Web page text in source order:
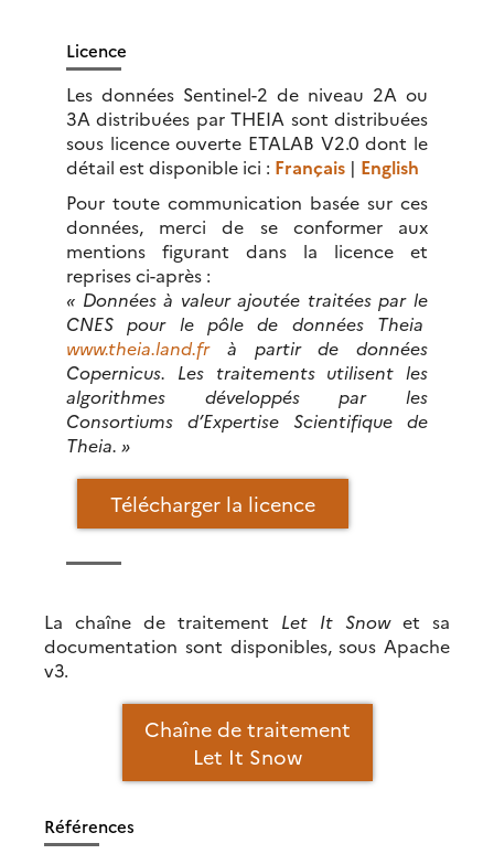
Licence
Les données Sentinel-2 de niveau 2A ou
3A distribuées par THEIA sont distribuées
sous licence ouverte ETALAB V2.0 dont le
détail est disponible ici : Français | English
Pour toute communication basée sur ces
données, merci de se conformer aux
mentions figurant dans la licence et
reprises ci-après :
« Données à valeur ajoutée traitées par le
CNES pour le pôle de données Theia
www.theia.land.frà partir de données
Copernicus. Les traitements utilisent les
algorithmes développés par les
Consortiums d’Expertise Scientifique de
Theia. »
Télécharger la licence
La chaîne de traitement Let It Snowet sa
documentation sont disponibles, sous Apache
v3.
Chaîne de traitement
Let It Snow
Références